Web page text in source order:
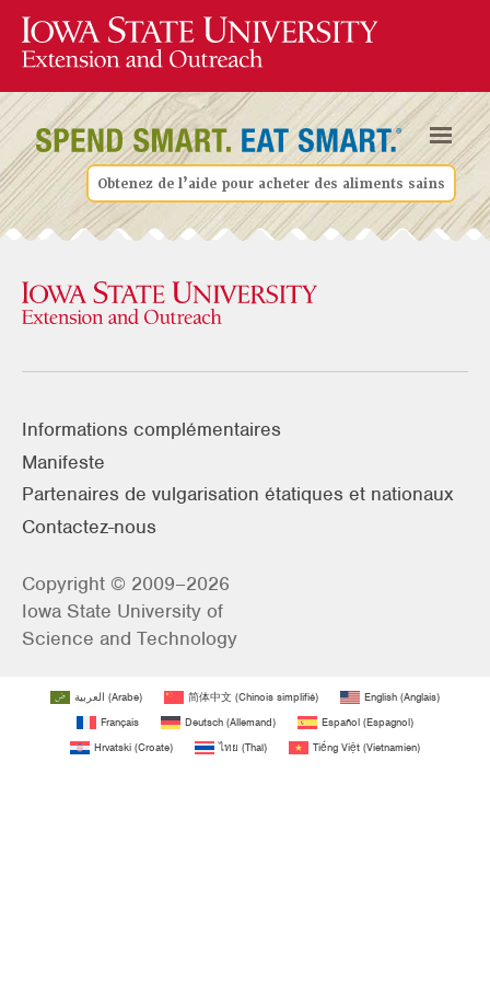
Obtenez de l’aide pour acheter des aliments sains
Informations complémentaires
Manifeste
Partenaires de vulgarisation étatiques et nationaux
Contactez-nous
Copyright © 2009–2026
Iowa State University of
Science and Technology
العربية (Arabe) 简体中文 (Chinois simplifié) English (Anglais)
Français
Deutsch (Allemand) Español (Espagnol)
Hrvatski (Croate) ไทย (Thaï) Tiếng Việt (Vietnamien)